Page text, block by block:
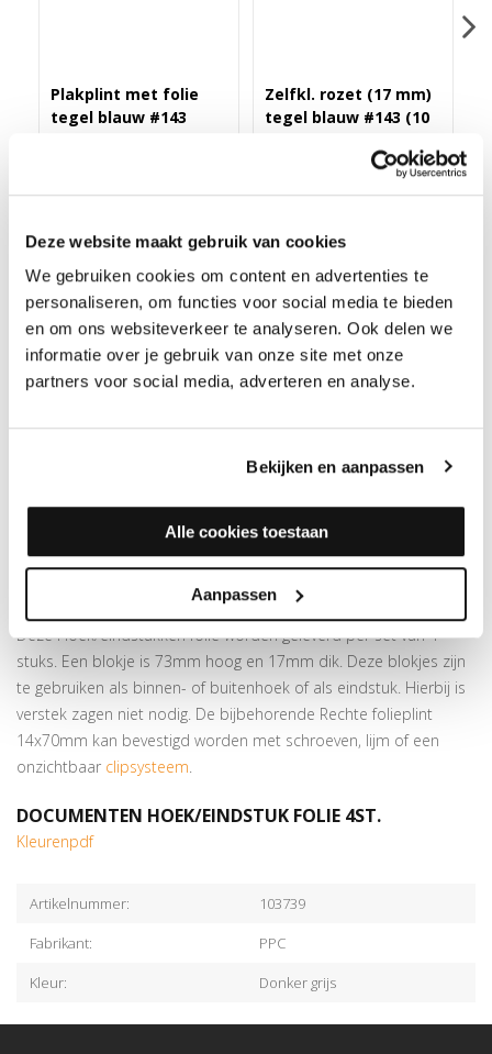
Deze website maakt gebruik van cookies
We gebruiken cookies om content en advertenties te
personaliseren, om functies voor social media te bieden
en om ons websiteverkeer te analyseren. Ook delen we
informatie over je gebruik van onze site met onze
partners voor social media, adverteren en analyse.
Bekijken en aanpassen
Alle cookies toestaan
Aanpassen
Plakplint met folie
tegel blauw #143
Zelfkl. rozet (17 mm)
tegel blauw #143 (10
HOEK/EINDSTUK FOLIE 4ST. TEGEL BLAUW #143
Deze Hoek/eindstukken worden geleverd in setjes van 4 stuks
en zijn speciaal voor de rechte folieplint. Je gebruikt ze als
175 kleuren
Speciaal voor deRechte folieplint 14x70mm
Prijs is per set van 4 blokjes
Montage d.m.v. verlijmen metkit
MEER INFORMATIE HOEK/EINDSTUK FOLIE 4ST.
Deze Hoek/eindstukken folie worden geleverd per set van 4
stuks. Een blokje is 73mm hoog en 17mm dik. Deze blokjes zijn
te gebruiken als binnen- of buitenhoek of als eindstuk. Hierbij is
verstek zagen niet nodig. De bijbehorende Rechte folieplint
14x70mm kan bevestigd worden met schroeven, lijm of een
onzichtbaar clipsysteem.
DOCUMENTEN HOEK/EINDSTUK FOLIE 4ST.
Kleurenpdf
Artikelnummer:
103739
Fabrikant:
PPC
Kleur:
Donker grijs